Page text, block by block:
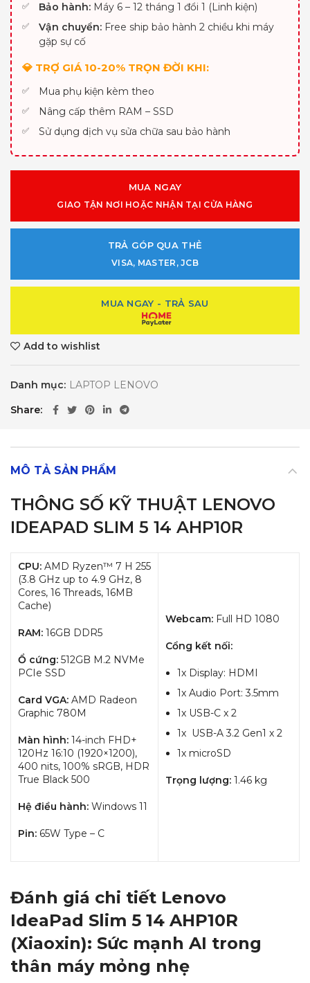
Bảo hành: Máy 6 – 12 tháng 1 đổi 1 (Linh kiện)
Vận chuyển: Free ship bảo hành 2 chiều khi máy
gặp sự cố
💎 TRỢ GIÁ 10-20% TRỌN ĐỜI KHI:
Mua phụ kiện kèm theo
Nâng cấp thêm RAM – SSD
Sử dụng dịch vụ sửa chữa sau bảo hành
MUA NGAY
GIAO TẬN NƠI HOẶC NHẬN TẠI CỬA HÀNG
TRẢ GÓP QUA THẺ
VISA, MASTER, JCB
MUA NGAY - TRẢ SAU
Add to wishlist
Danh mục: LAPTOP LENOVO
Share
MÔ TẢ SẢN PHẨM
THÔNG SỐ KỸ THUẬT LENOVO
IDEAPAD SLIM 5 14 AHP10R
CPU: AMD Ryzen™ 7 H 255
(3.8 GHz up to 4.9 GHz, 8
Cores, 16 Threads, 16MB
Cache)
RAM: 16GB DDR5
Ổ cứng: 512GB M.2 NVMe
PCIe SSD
Card VGA: AMD Radeon
Graphic 780M
Màn hình: 14-inch FHD+
120Hz 16:10 (1920×1200),
400 nits, 100% sRGB, HDR
True Black 500
Hệ điều hành: Windows 11
Pin: 65W Type – C
Webcam: Full HD 1080
Cổng kết nối:
1x Display: HDMI
1x Audio Port: 3.5mm
1x USB-C x 2
1x USB-A 3.2 Gen1 x 2
1x microSD
Trọng lượng: 1.46 kg
Đánh giá chi tiết Lenovo
IdeaPad Slim 5 14 AHP10R
(Xiaoxin): Sức mạnh AI trong
thân máy mỏng nhẹ